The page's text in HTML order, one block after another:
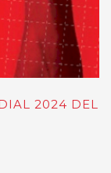
2024 DEL